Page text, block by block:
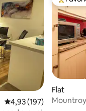
recensies
Gemiddelde
4,93 (197)
Flat